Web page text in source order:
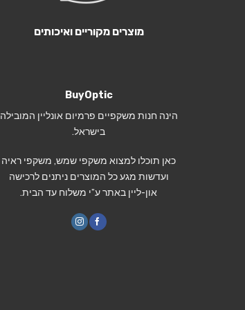
מוצרים מקוריים ואיכותים
BuyOptic
הינה חנות משקפיים פרמיום אונליין המובילה
בישראל.
כאן תוכלו למצוא משקפי שמש, משקפי ראיה
ועדשות מגע כל המוצרים ניתנים לרכישה
און-ליין באתר ע”י משלוח עד הבית.